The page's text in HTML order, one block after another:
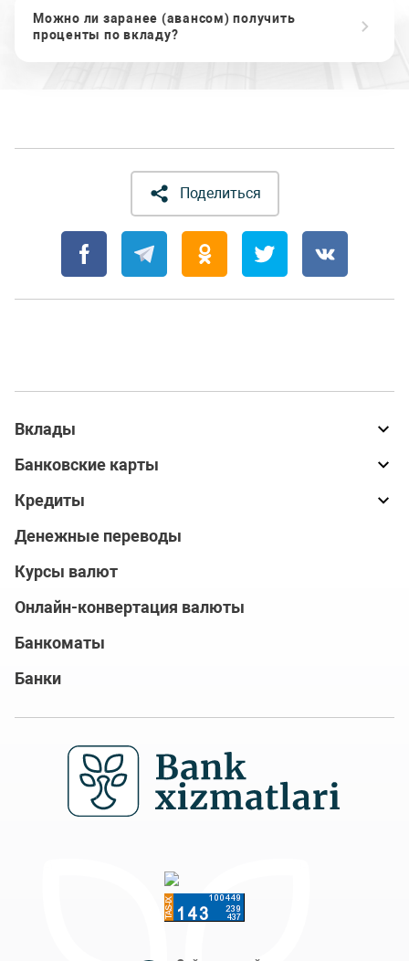
Можно ли заранее (авансом) получить
проценты по вкладу?
Поделиться
Вклады
Банковские карты
Кредиты
Денежные переводы
Курсы валют
Онлайн-конвертация валюты
Банкоматы
Банки